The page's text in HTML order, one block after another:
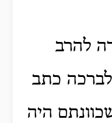
להרב
לברכה כתב
היה